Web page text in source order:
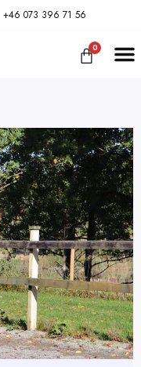
+46 073 396 71 56
0